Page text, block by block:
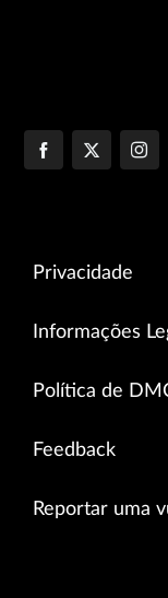
Privacidade
Informações
Política de
Feedback
Reportar uma